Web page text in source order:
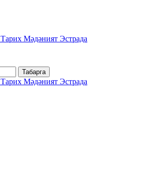
Тарих Мәдәният Эстрада
Табарга
Тарих Мәдәният Эстрада